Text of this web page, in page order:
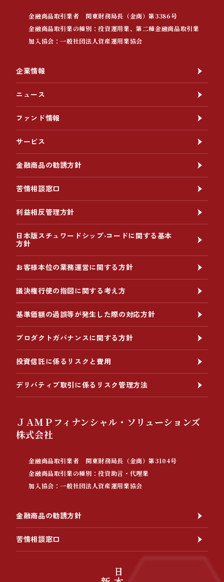
金融商品取引業者 関東財務局長（金商）第3386号
金融商品取引業の種別：投資運用業、第二種金融商品取引業
加入協会：一般社団法人資産運用業協会
企業情報
ニュース
ファンド情報
サービス
金融商品の勧誘方針
苦情相談窓口
利益相反管理方針
日本版スチュワードシップ‧コードに関する基本
方針
お客様本位の業務運営に関する方針
議決権行使の指図に関する考え方
基準価額の過誤等が発生した際の対応方針
プロダクトガバナンスに関する方針
投資信託に係るリスクと費用
デリバティブ取引に係るリスク管理方法
ＪＡＭＰフィナンシャル・ソリューションズ
株式会社
金融商品取引業者 関東財務局長（金商）第3104号
金融商品取引業の種別：投資助言・代理業
加入協会：一般社団法人資産運用業協会
金融商品の勧誘方針
苦情相談窓口